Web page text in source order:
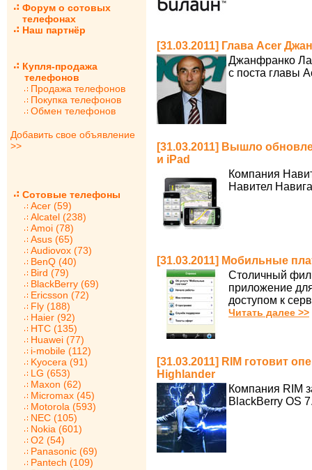
Форум о сотовых
телефонах
Наш партнёр
Купля-продажа
телефонов
Продажа телефонов
Покупка телефонов
Обмен телефонов
Добавить свое объявление
>>
Сотовые телефоны
Acer (59)
Alcatel (238)
Amoi (78)
Asus (65)
Audiovox (73)
BenQ (40)
Bird (79)
BlackBerry (69)
Ericsson (72)
Fly (188)
Haier (92)
HTC (135)
Huawei (77)
i-mobile (112)
Kyocera (91)
LG (653)
Maxon (62)
Micromax (45)
Motorola (593)
NEC (105)
Nokia (601)
O2 (54)
Panasonic (69)
Pantech (109)
[31.03.2011] Глава Acer
Джанфранко
с поста главы
[31.03.2011] Вышло
и iPad
Компания
Навител
[31.03.2011] Мобильные
Столичный
приложение
доступом к
Читать далее >>
[31.03.2011] RIM готовит
Highlander
Компания RIM
BlackBerry OS